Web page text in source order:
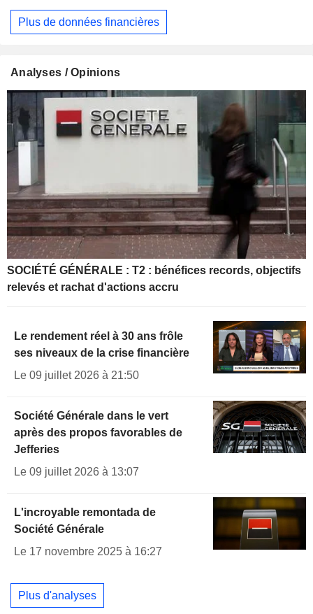
Plus de données financières
Analyses / Opinions
SOCIÉTÉ GÉNÉRALE : T2 : bénéfices records, objectifs
relevés et rachat d'actions accru
Le rendement réel à 30 ans frôle
ses niveaux de la crise financière
Le 09 juillet 2026 à 21:50
Société Générale dans le vert
après des propos favorables de
Jefferies
Le 09 juillet 2026 à 13:07
L'incroyable remontada de
Société Générale
Le 17 novembre 2025 à 16:27
Plus d'analyses